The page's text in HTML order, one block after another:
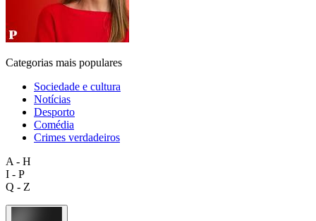
Categorias mais populares
Sociedade e cultura
Notícias
Desporto
Comédia
Crimes verdadeiros
A - H
I - P
Q - Z